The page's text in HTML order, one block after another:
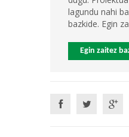
lagundu nahi
bazkide. Egin
Egin zaitez